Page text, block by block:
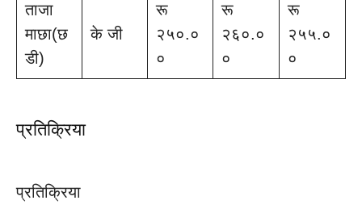
ताजा
माछा(छ
डी)
के जी
रू
२५०.०
०
रू
२६०.०
०
रू
२५५.०
०
प्रतिक्रिया
प्रतिक्रिया